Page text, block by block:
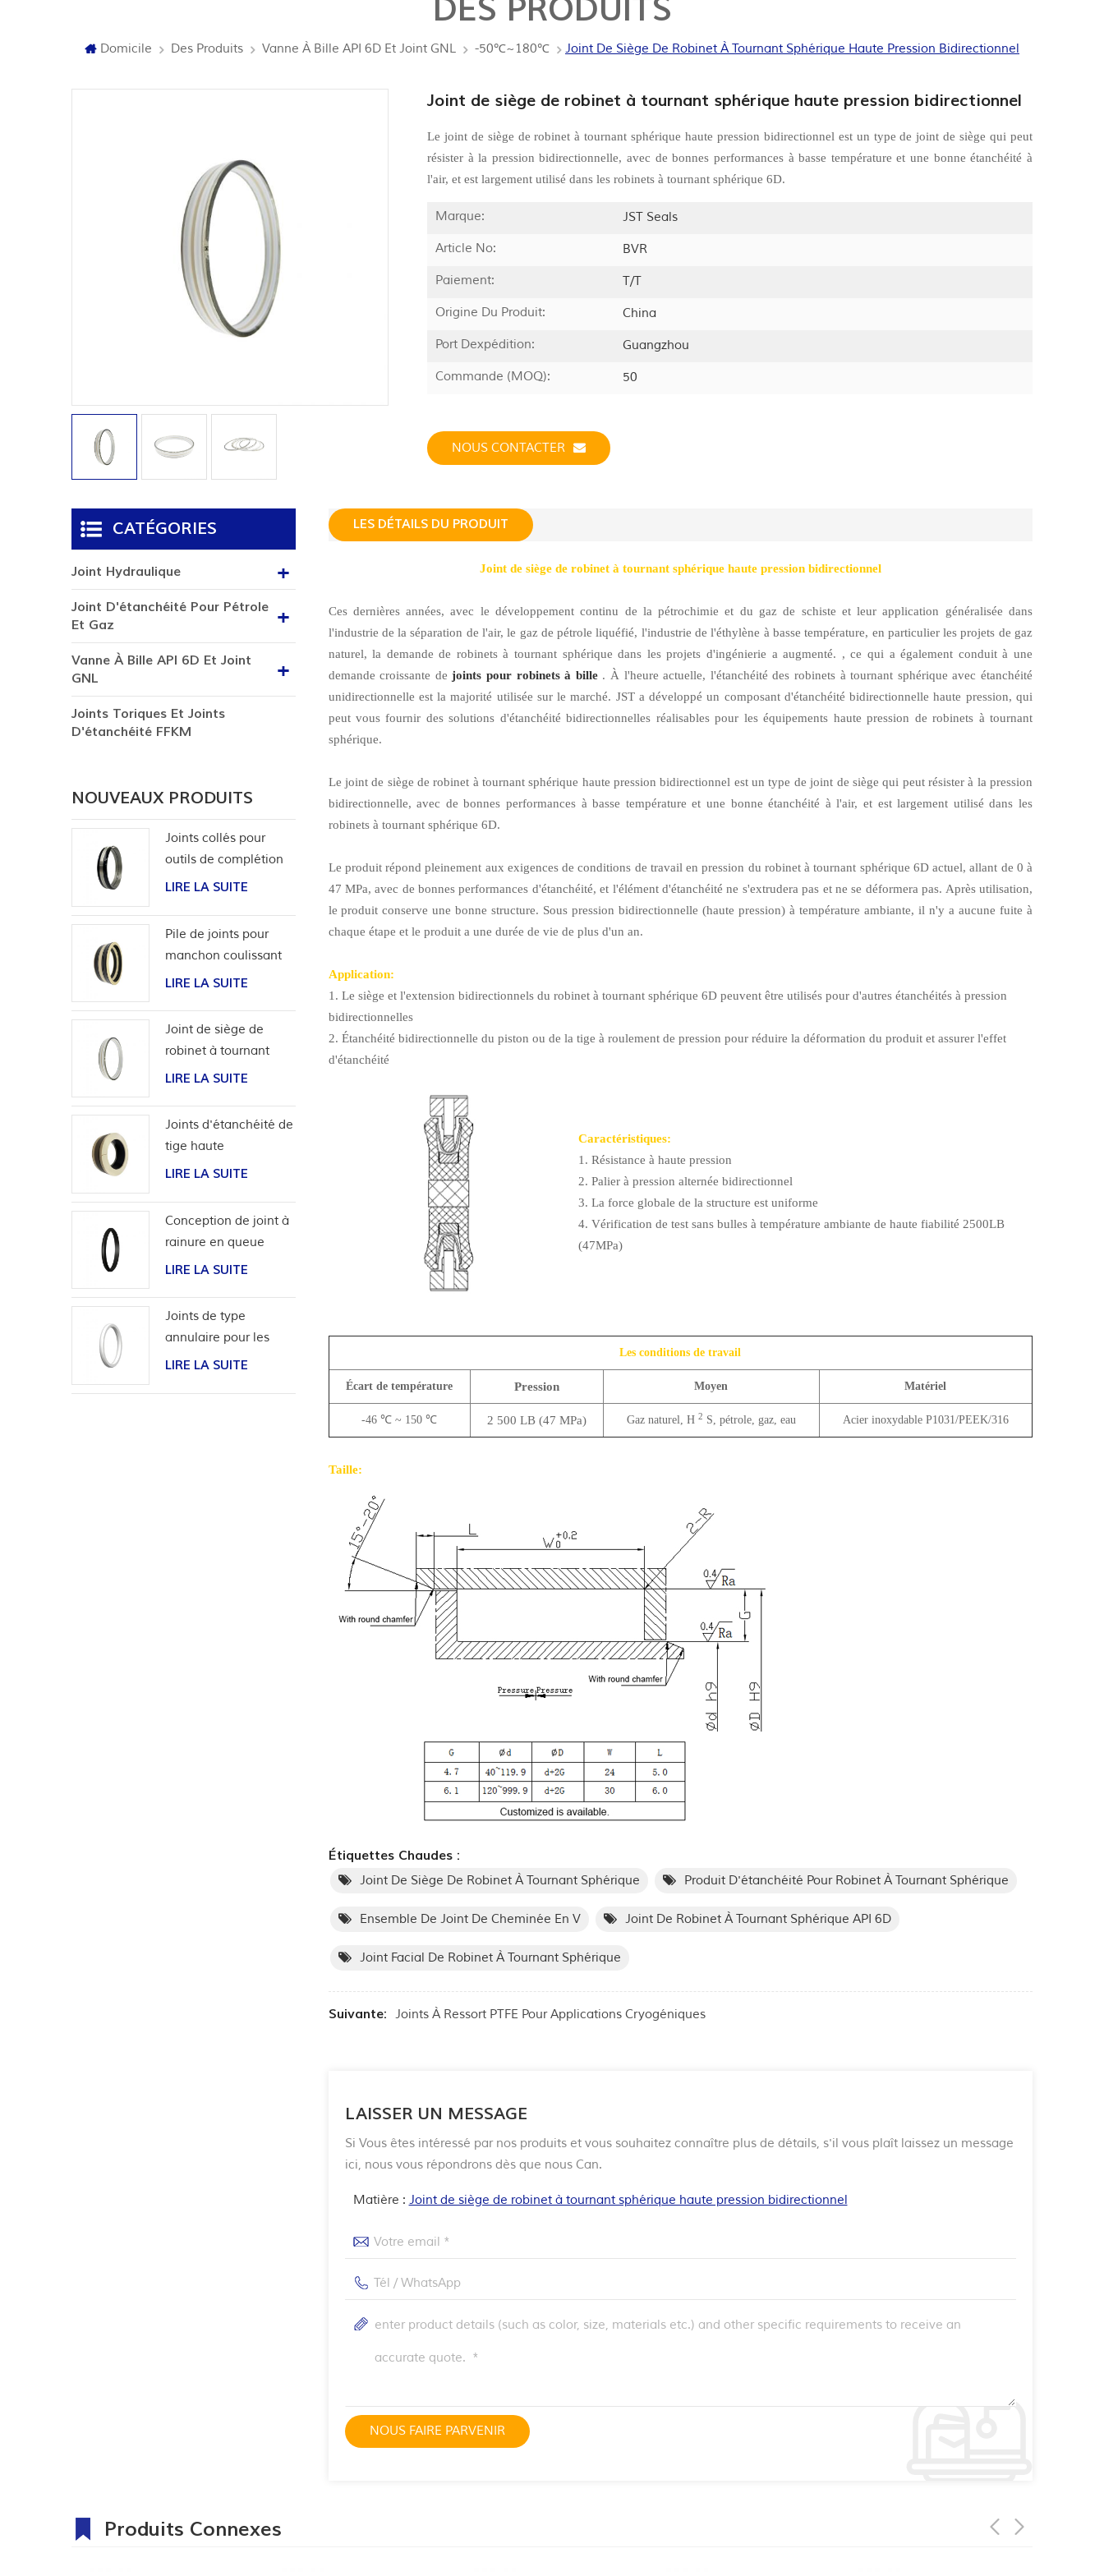
DES PRODUITS
Domicile Des Produits Vanne À Bille API 6D Et Joint GNL -50℃~180℃ Joint De Siège De Robinet À Tournant Sphérique Haute Pression Bidirectionnel
Joint de siège de robinet à tournant sphérique haute pression bidirectionnel
Le joint de siège de robinet à tournant sphérique haute pression bidirectionnel est un type de joint de siège qui peut
résister à la pression bidirectionnelle, avec de bonnes performances à basse température et une bonne étanchéité à
l'air, et est largement utilisé dans les robinets à tournant sphérique 6D.
Marque:
JST Seals
Article No:
BVR
Paiement:
T/T
Origine Du Produit:
China
Port Dexpédition:
Guangzhou
Commande (MOQ):
50
NOUS CONTACTER
LES DÉTAILS DU PRODUIT
Joint de siège de robinet à tournant sphérique haute pression bidirectionnel
Ces dernières années, avec le développement continu de la pétrochimie et du gaz de schiste et leur application généralisée dans
l'industrie de la séparation de l'air, le gaz de pétrole liquéfié, l'industrie de l'éthylène à basse température, en particulier les projets de gaz
naturel, la demande de robinets à tournant sphérique dans les projets d'ingénierie a augmenté. , ce qui a également conduit à une
demande croissante dejoints pour robinets à bille. À l'heure actuelle, l'étanchéité des robinets à tournant sphérique avec étanchéité
unidirectionnelle est la majorité utilisée sur le marché. JST a développé un composant d'étanchéité bidirectionnelle haute pression, qui
peut vous fournir des solutions d'étanchéité bidirectionnelles réalisables pour les équipements haute pression de robinets à tournant
sphérique.
Le joint de siège de robinet à tournant sphérique haute pression bidirectionnel est un type de joint de siège qui peut résister à la pression
bidirectionnelle, avec de bonnes performances à basse température et une bonne étanchéité à l'air, et est largement utilisé dans les
robinets à tournant sphérique 6D.
Le produit répond pleinement aux exigences de conditions de travail en pression du robinet à tournant sphérique 6D actuel, allant de 0 à
47 MPa, avec de bonnes performances d'étanchéité, et l'élément d'étanchéité ne s'extrudera pas et ne se déformera pas. Après utilisation,
le produit conserve une bonne structure. Sous pression bidirectionnelle (haute pression) à température ambiante, il n'y a aucune fuite à
chaque étape et le produit a une durée de vie de plus d'un an.
Application:
1. Le siège et l'extension bidirectionnels du robinet à tournant sphérique 6D peuvent être utilisés pour d'autres étanchéités à pression
bidirectionnelles
2. Étanchéité bidirectionnelle du piston ou de la tige à roulement de pression pour réduire la déformation du produit et assurer l'effet
d'étanchéité
Caractéristiques:
1. Résistance à haute pression
2. Palier à pression alternée bidirectionnel
3. La force globale de la structure est uniforme
4. Vérification de test sans bulles à température ambiante de haute fiabilité 2500LB
(47MPa)
Les conditions de travail
Écart de température Pression Moyen Matériel
-46 ℃ ~ 150 ℃ 2 500 LB (47 MPa) Gaz naturel, H 2 S, pétrole, gaz, eau Acier inoxydable P1031/PEEK/316
Taille:
Étiquettes Chaudes :
Joint De Siège De Robinet À Tournant Sphérique Produit D'étanchéité Pour Robinet À Tournant Sphérique
Ensemble De Joint De Cheminée En V Joint De Robinet À Tournant Sphérique API 6D
Joint Facial De Robinet À Tournant Sphérique
Suivante: Joints À Ressort PTFE Pour Applications Cryogéniques
LAISSER UN MESSAGE
Si Vous êtes intéressé par nos produits et vous souhaitez connaître plus de détails, s'il vous plaît laissez un message
ici, nous vous répondrons dès que nous Can.
Matière : Joint de siège de robinet à tournant sphérique haute pression bidirectionnel
CATÉGORIES
Joint Hydraulique
Joint D'étanchéité Pour Pétrole
Et Gaz
Vanne À Bille API 6D Et Joint
GNL
Joints Toriques Et Joints
D'étanchéité FFKM
NOUVEAUX PRODUITS
Joints collés pour
outils de complétion
LIRE LA SUITE
Pile de joints pour
manchon coulissant
d'outils de puits
LIRE LA SUITE
Joint de siège de
robinet à tournant
sphérique haute
LIRE LA SUITE
Joints d'étanchéité de
tige haute
performance pour
LIRE LA SUITE
Conception de joint à
rainure en queue
d'aronde pour tubage
LIRE LA SUITE
Joints de type
annulaire pour les
tests de pression de
LIRE LA SUITE
Produits Connexes